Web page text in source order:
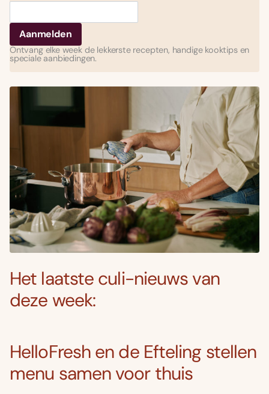
Ontvang elke week de lekkerste recepten, handige kooktips en
speciale aanbiedingen.
Het laatste culi-nieuws van
deze week:
HelloFresh en de Efteling stellen
menu samen voor thuis